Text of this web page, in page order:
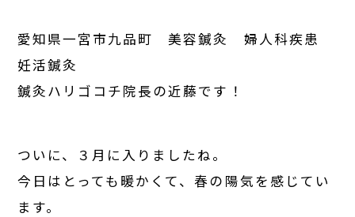
愛知県一宮市九品町 美容鍼灸 婦人科疾患
妊活鍼灸
鍼灸ハリゴコチ院長の近藤です！
ついに、３月に入りましたね。
今日はとっても暖かくて、春の陽気を感じてい
ます。